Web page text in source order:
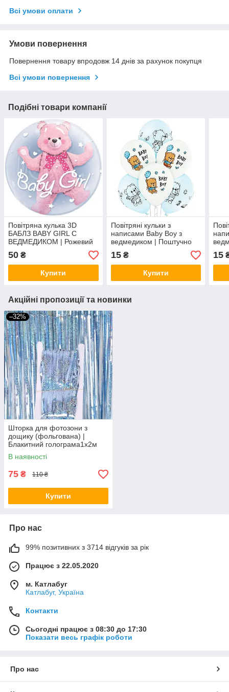
Всі умови оплати
Умови повернення
Повернення товару впродовж 14 днів за рахунок покупця
Всі умови повернення
Подібні товари компанії
Повітряна кулька 3D
БАБЛЗ BABY GIRL C
ВЕДМЕДИКОМ | Рожевий
50 ₴
Купити
Повітряні кульки з
написами Baby Boy з
ведмедиком | Поштучно
15₴
Купити
15
Акційні пропозиції та новинки
–32%
Шторка для фотозони з
дощику (фольгована) |
Блакитний голограма1х2м
В наявності
75 ₴ 110 ₴
Купити
Про нас
99% позитивних з 3714 відгуків за рік
Працює з 22.05.2020
м. Катлабуг
Катлабуг, Україна
Контакти
Сьогодні працює з 08:30 до 17:30
Показати весь графік роботи
Про нас